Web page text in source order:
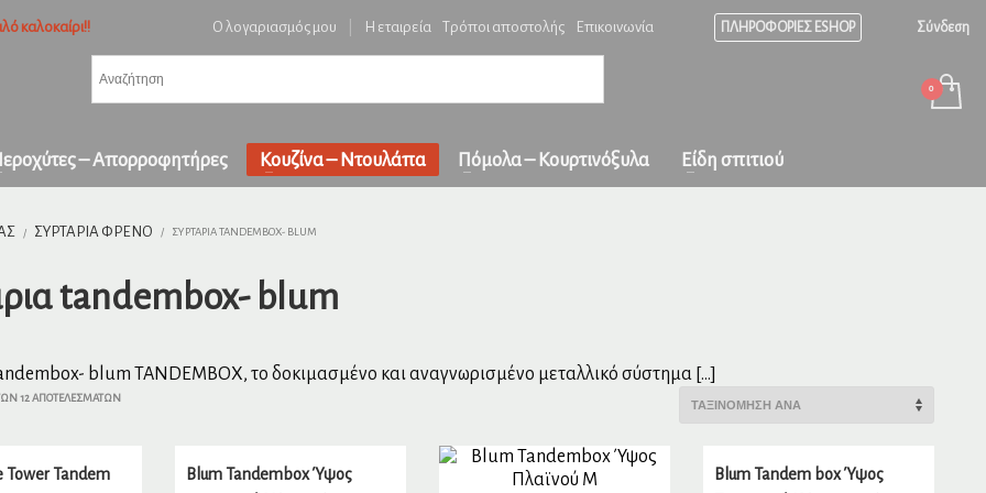
ειδών και επιβεβαίωση παραγγελίας.
όλη την Ελλάδα
επικοινωνήστε μαζί μας στοorders1georgakakis@gmail.com | Τώρα πληρωμές και με
Ώρες λειτουργίας
καλοκαίρι!! Ο λογαριασμός μου Η εταιρεία Τρόποι αποστολής Επικοινωνία ΠΛΗΡΟΦΟΡΙΕΣ ESHOP Σύνδεση
– Απορροφητήρες Κουζίνα – Ντουλάπα Πόμολα – Κουρτινόξυλα Είδη σπιτιού
ΣΥΡΤΆΡΙΑ ΦΡΈΝΟ ΣΥΡΤΆΡΙΑ TANDEMBOX- BLUM
tandembox- blum
blum TANDEMBOX, το δοκιμασμένο και αναγνωρισμένο μεταλλικό σύστημα […]
12 ΑΠΟΤΕΛΕΣΜΆΤΩΝ
Tower Tandem
Blum Tandembox Ύψος
Blum Tandem box Ύψος